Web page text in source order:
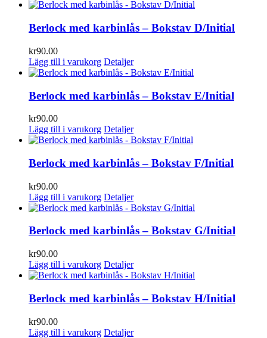
Berlock med karbinlås – Bokstav D/Initial
kr90.00
Lägg till i varukorg Detaljer
Berlock med karbinlås – Bokstav E/Initial
kr90.00
Lägg till i varukorg Detaljer
Berlock med karbinlås – Bokstav F/Initial
kr90.00
Lägg till i varukorg Detaljer
Berlock med karbinlås – Bokstav G/Initial
kr90.00
Lägg till i varukorg Detaljer
Berlock med karbinlås – Bokstav H/Initial
kr90.00
Lägg till i varukorg Detaljer